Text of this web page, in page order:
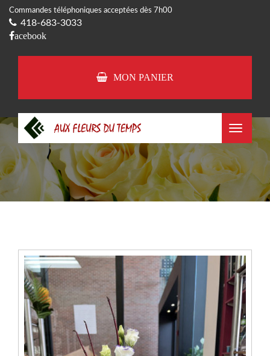
Commandes téléphoniques acceptées dès 7h00
418-683-3033
acebook
MON PANIER
Toggle